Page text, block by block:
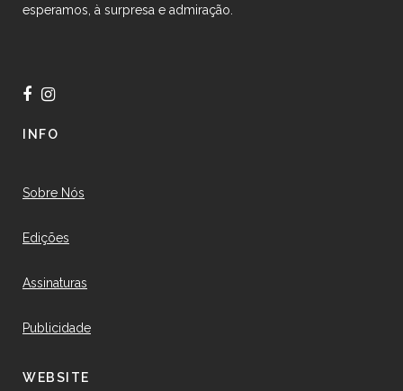
esperamos, à surpresa e admiração.
INFO
Sobre Nós
Edições
Assinaturas
Publicidade
WEBSITE